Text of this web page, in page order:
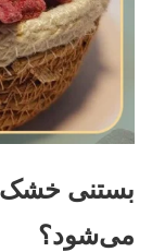
بستنی خشک
می‌شود؟